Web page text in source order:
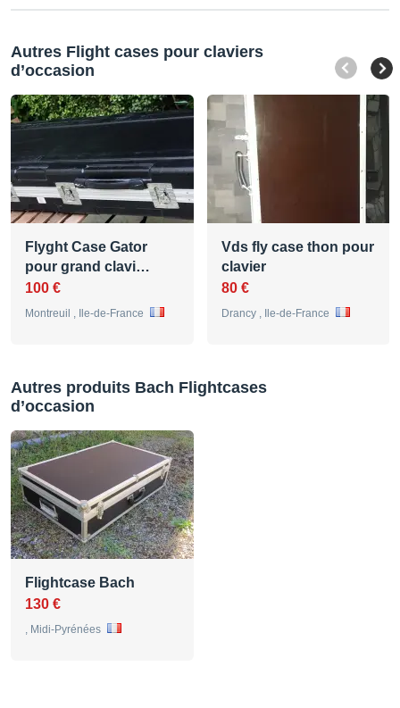
Autres Flight cases pour claviers
d’occasion
Flyght Case Gator
pour grand clavi…
100 €
Montreuil , Ile-de-France
Vds fly case thon pour
clavier
80 €
Drancy , Ile-de-France
Autres produits Bach Flightcases
d’occasion
Flightcase Bach
130 €
, Midi-Pyrénées